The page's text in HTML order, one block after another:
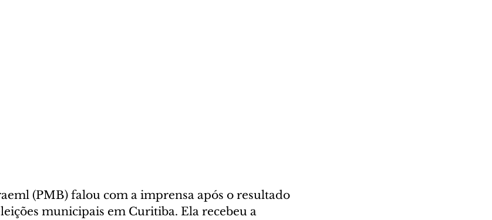
(PMB) falou com a imprensa após o resultado
municipais em Curitiba. Ela recebeu a